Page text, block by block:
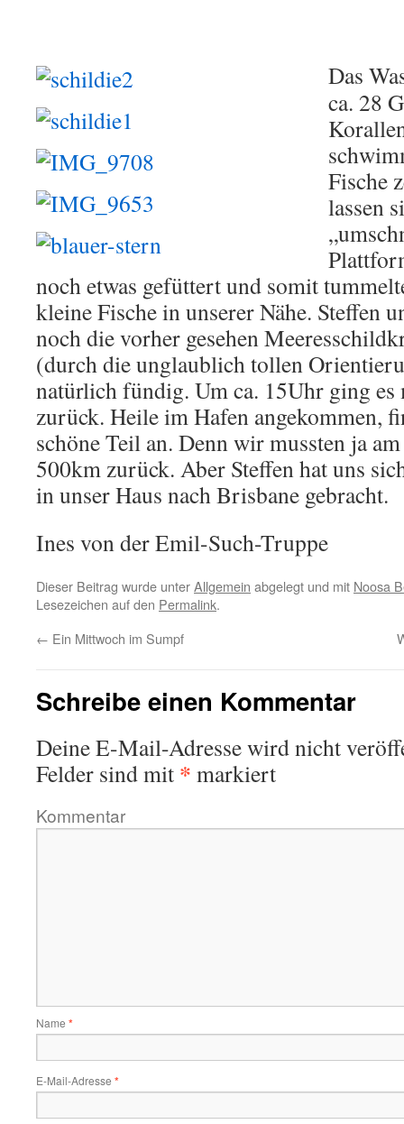
Das
ca. 28
Fische
lassen
noch etwas gefüttert und somit
kleine Fische in unserer Nähe. Steffen
noch die vorher gesehen
(durch die unglaublich tollen
natürlich fündig. Um ca. 15Uhr ging
zurück. Heile im Hafen angekommen,
schöne Teil an. Denn wir mussten ja
500km zurück. Aber Steffen hat uns
in unser Haus nach Brisbane gebracht.
Ines von der Emil-Such-Truppe
Dieser Beitrag wurde unterAllgemein abgelegt und mit Noosa
Lesezeichen auf den Permalink.
← Ein Mittwoch im Sumpf
Schreibe einen Kommentar
Deine E-Mail-Adresse wird nicht
Felder sind mit * markiert
Kommentar
Name *
E-Mail-Adresse *